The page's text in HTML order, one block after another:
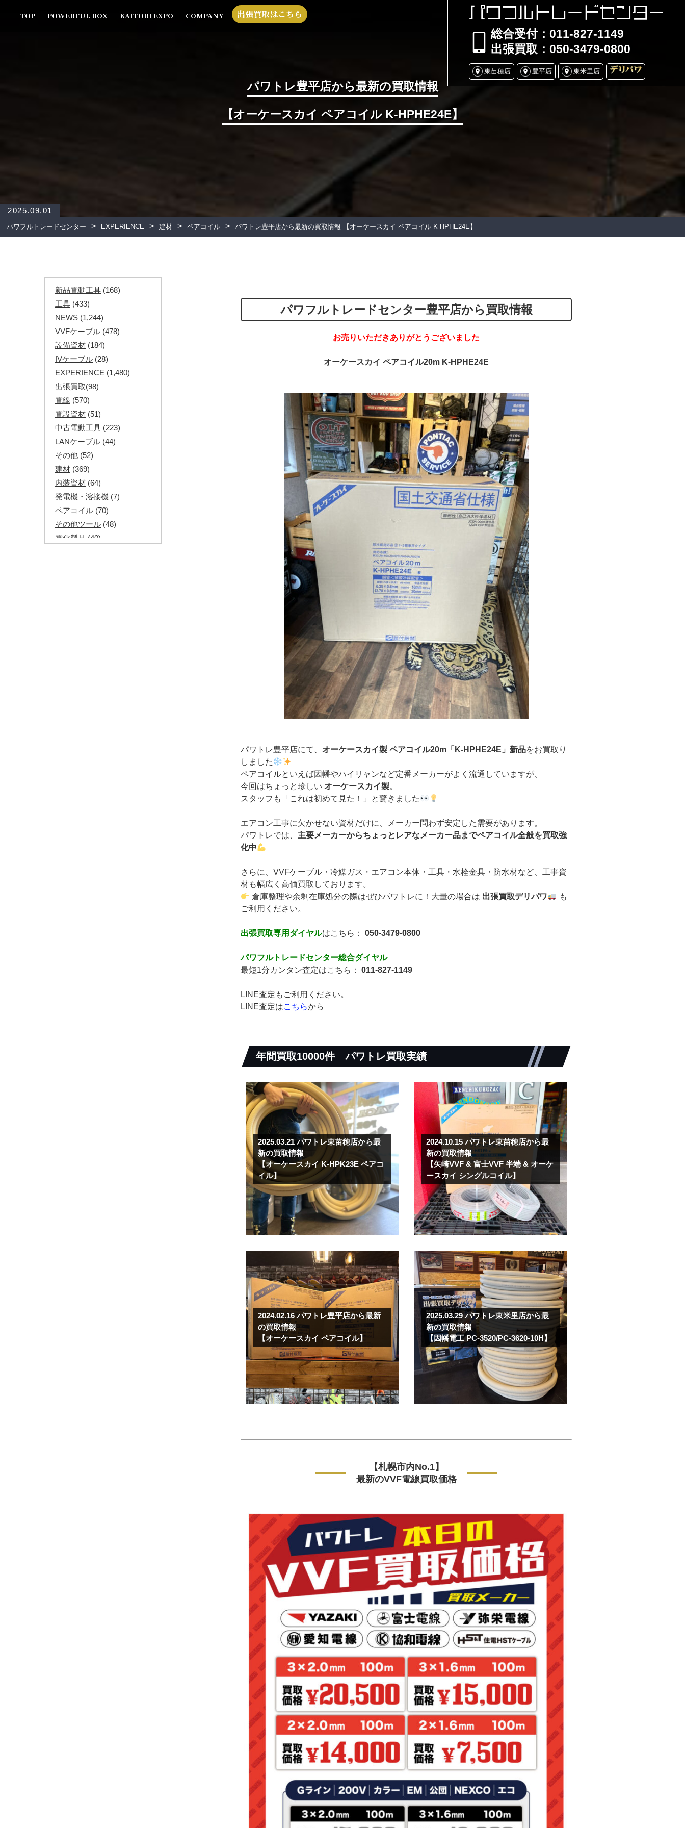
パワフルトレードセンター
総合受付：011-827-1149
出張買取：050-3479-0800
東苗穂店 豊平店 東米里店
TOP POWERFUL BOX KAITORI EXPO COMPANY 出張買取はこちら
パワトレ豊平店から最新の買取情報
【オーケースカイ ペアコイル K-HPHE24E】
2025.09.01
パワフルトレードセンター > EXPERIENCE > 建材 > ペアコイル > パワトレ豊平店から最新の買取情報 【オーケースカイ ペアコイル K-HPHE24E】
新品電動工具 (168)
工具 (433)
NEWS (1,244)
VVFケーブル (478)
設備資材 (184)
IVケーブル (28)
EXPERIENCE (1,480)
出張買取(98)
電線 (570)
電設資材 (51)
中古電動工具 (223)
LANケーブル (44)
その他 (52)
建材 (369)
内装資材 (64)
発電機・溶接機 (7)
ペアコイル (70)
その他ツール (48)
電化製品 (40)
パワフルトレードセンター豊平店から買取情報
お売りいただきありがとうございました
オーケースカイ ペアコイル20m K-HPHE24E
パワトレ豊平店にて、 オーケースカイ製 ペアコイル20m「K-HPHE24E」新品をお買取り
しました
ペアコイルといえば因幡やハイリャンなど定番メーカーがよく流通していますが、
今回はちょっと珍しい オーケースカイ製。
スタッフも「これは初めて見た！」と驚きました
エアコン工事に欠かせない資材だけに、メーカー問わず安定した需要があります。
パワトレでは、 主要メーカーからちょっとレアなメーカー品までペアコイル全般を買取強
化中
さらに、VVFケーブル・冷媒ガス・エアコン本体・工具・水栓金具・防水材など、工事資
材も幅広く高価買取しております。
倉庫整理や余剰在庫処分の際はぜひパワトレに！大量の場合は 出張買取デリパワ
も
ご利用ください。
出張買取専用ダイヤルはこちら：050-3479-0800
パワフルトレードセンター総合ダイヤル
最短1分カンタン査定はこちら：011-827-1149
LINE査定もご利用ください。
LINE査定はこちらから
年間買取10000件パワトレ買取実績
2025.03.21パワトレ東苗穂店から最
新の買取情報
【オーケースカイ K-HPK23E ペアコ
イル】
2024.10.15パワトレ東苗穂店から最
新の買取情報
【矢崎VVF & 富士VVF 半端 & オーケ
ースカイ シングルコイル】
2024.02.16パワトレ豊平店から最新
の買取情報
【オーケースカイ ペアコイル】
2025.03.29パワトレ東米里店から最
新の買取情報
【因幡電工 PC-3520/PC-3620-10H】
【札幌市内No.1】
最新のVVF電線買取価格